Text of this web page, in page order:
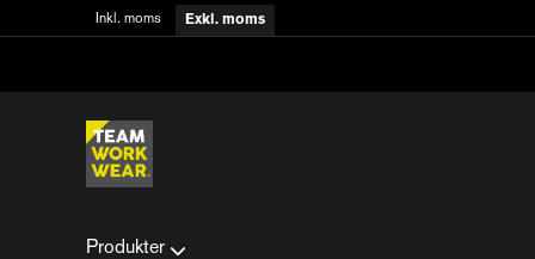
Inkl. moms Exkl. moms
Produkter